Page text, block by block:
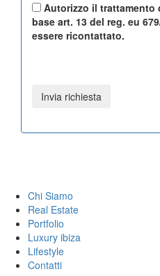
Autorizzo il trattamento
base art. 13 del reg. eu
essere ricontattato.
Chi Siamo
Real Estate
Portfolio
Luxury ibiza
Lifestyle
Contatti